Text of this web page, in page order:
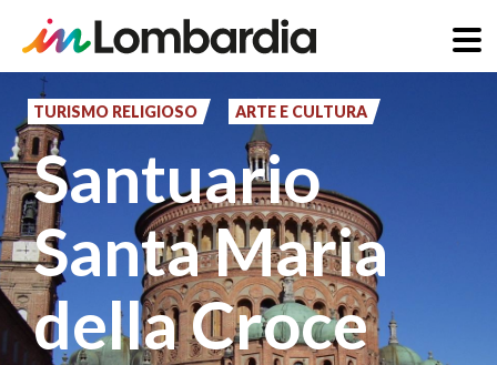
Salta
contenuto
principale
TURISMO RELIGIOSO ARTE E CULTURA
Santuario
Santa Maria
della Croce